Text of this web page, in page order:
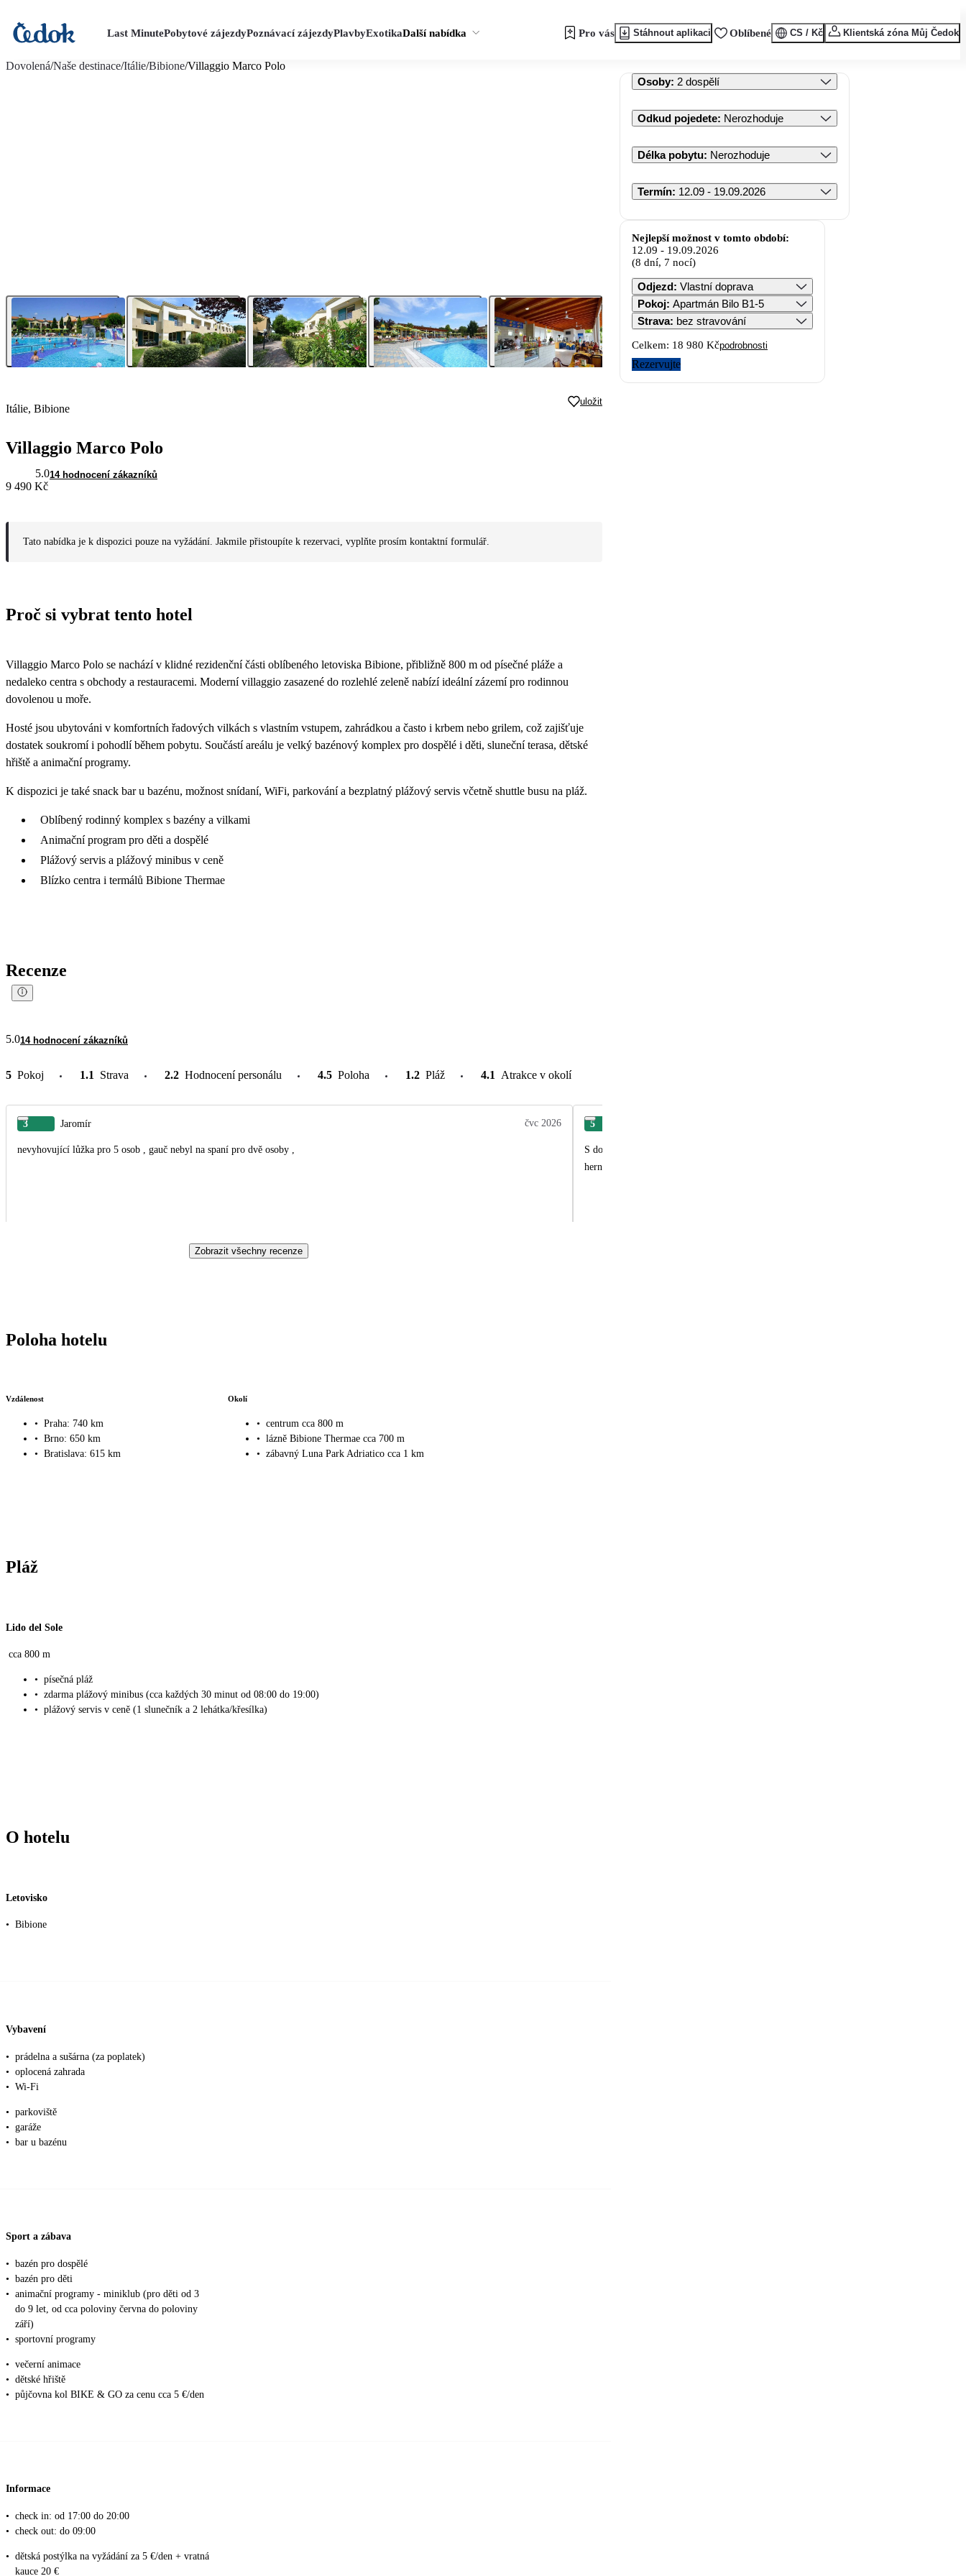
Last MinutePobytové zájezdyPoznávací zájezdyPlavbyExotikaDalší nabídka Pro vás Stáhnout aplikaci Oblíbené CS / Kč Klientská zóna Můj Čedok
Dovolená/Naše destinace/Itálie/Bibione/Villaggio Marco Polo
Itálie, Bibione
uložit
Villaggio Marco Polo
5.014 hodnocení zákazníků
9 490 Kč
Tato nabídka je k dispozici pouze na vyžádání. Jakmile přistoupíte k rezervaci, vyplňte prosím kontaktní formulář.
Proč si vybrat tento hotel
Villaggio Marco Polo se nachází v klidné rezidenční části oblíbeného letoviska Bibione, přibližně 800 m od písečné pláže a
nedaleko centra s obchody a restauracemi. Moderní villaggio zasazené do rozlehlé zeleně nabízí ideální zázemí pro rodinnou
dovolenou u moře.
Hosté jsou ubytováni v komfortních řadových vilkách s vlastním vstupem, zahrádkou a často i krbem nebo grilem, což zajišťuje
dostatek soukromí i pohodlí během pobytu. Součástí areálu je velký bazénový komplex pro dospělé i děti, sluneční terasa, dětské
hřiště a animační programy.
K dispozici je také snack bar u bazénu, možnost snídaní, WiFi, parkování a bezplatný plážový servis včetně shuttle busu na pláž.
Oblíbený rodinný komplex s bazény a vilkami
Animační program pro děti a dospělé
Plážový servis a plážový minibus v ceně
Blízko centra i termálů Bibione Thermae
Recenze
5.014 hodnocení zákazníků
5 Pokoj 1.1 Strava 2.2 Hodnocení personálu 4.5 Poloha 1.2 Pláž 4.1 Atrakce v okolí
3 Jaromír čvc 2026
nevyhovující lůžka pro 5 osob , gauč nebyl na spaní pro dvě osoby ,
5
S dovolenou jsme byli spokojeni. Rádi se vrátíme. Jen dětské hřiště by chtělo opravit,
herní prvky jsou rozbité. Schody v apartmánu opravdu hodně vržou, jsou dost slyšet i ze
Zobrazit všechny recenze
Poloha hotelu
Vzdálenost
• Praha: 740 km
• Brno: 650 km
• Bratislava: 615 km
Okolí
• centrum cca 800 m
• lázně Bibione Thermae cca 700 m
• zábavný Luna Park Adriatico cca 1 km
Pláž
Lido del Sole
cca 800 m
• písečná pláž
• zdarma plážový minibus (cca každých 30 minut od 08:00 do 19:00)
• plážový servis v ceně (1 slunečník a 2 lehátka/křesílka)
O hotelu
Letovisko
• Bibione
Vybavení
• prádelna a sušárna (za poplatek)
• oplocená zahrada
• Wi-Fi
• parkoviště
• garáže
• bar u bazénu
Sport a zábava
• bazén pro dospělé
• bazén pro děti
• animační programy - miniklub (pro děti od 3
do 9 let, od cca poloviny června do poloviny
září)
• sportovní programy
• večerní animace
• dětské hřiště
• půjčovna kol BIKE & GO za cenu cca 5 €/den
Informace
• check in: od 17:00 do 20:00
• check out: do 09:00
• dětská postýlka na vyžádání za 5 €/den + vratná
kauce 20 €
Osoby: 2 dospělí
Odkud pojedete: Nerozhoduje
Délka pobytu: Nerozhoduje
Termín: 12.09 - 19.09.2026
Nejlepší možnost v tomto období:
12.09 - 19.09.2026
(8 dní, 7 nocí)
Odjezd: Vlastní doprava
Pokoj: Apartmán Bilo B1-5
Strava: bez stravování
Celkem: 18 980 Kčpodrobnosti
Rezervujte